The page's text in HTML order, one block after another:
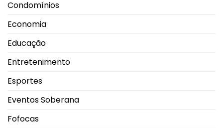
Condomínios
Economia
Educação
Entretenimento
Esportes
Eventos Soberana
Fofocas